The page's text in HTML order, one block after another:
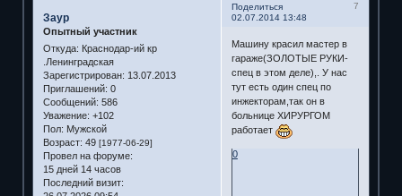
Поделиться
7
02.07.2014 13:48
Заур
Опытный участник
Откуда: Краснодар-ий кр
.Ленинградская
Зарегистрирован: 13.07.2013
Приглашений: 0
Сообщений: 586
Уважение: +102
Пол: Мужской
Возраст: 49 [1977-06-29]
Провел на форуме:
15 дней 14 часов
Последний визит:
Машину красил мастер в
гараже(ЗОЛОТЫЕ РУКИ-
спец в этом деле),. У нас
тут есть один спец по
инжекторам,так он в
больнице ХИРУРГОМ
работает
0